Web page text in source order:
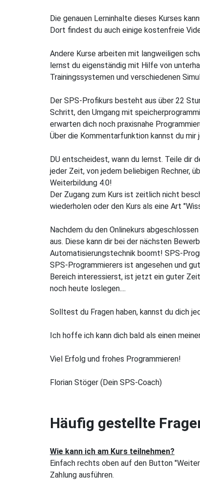
Die genauen Lerninhalte dieses Kurses
Dort findest du auch einige kostenfreie
Andere Kurse arbeiten mit langweiligen
lernst du eigenständig mit Hilfe von
Trainingssystemen und verschiedenen
Der SPS-Profikurs besteht aus über 22
Schritt, den Umgang mit
erwarten dich noch praxisnahe
Über die Kommentarfunktion kannst du mir
DU entscheidest, wann du lernst. Teile dir
jeder Zeit, von jedem beliebigen Rechner,
Weiterbildung 4.0!
Der Zugang zum Kurs ist zeitlich nicht
wiederholen oder den Kurs als eine Art
Nachdem du den Onlinekurs
aus. Diese kann dir bei der nächsten
Automatisierungstechnik boomt! SPS-
SPS-Programmierers ist angesehen und
Bereich interessierst, ist jetzt ein guter
noch heute loslegen....
Solltest du Fragen haben, kannst du dich
Ich hoffe ich kann dich bald als einen
Viel Erfolg und frohes Programmieren!
Florian Stöger (Dein SPS-Coach)
Häufig gestellte
Wie kann ich am Kurs teilnehmen?
Einfach rechts oben auf den Button
Zahlung ausführen.